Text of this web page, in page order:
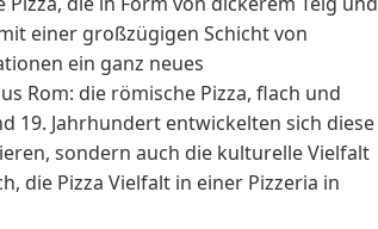
einer großzügigen Schicht von
ein ganz neues
Rom: die römische Pizza, flach und
19. Jahrhundert entwickelten sich diese
sondern auch die kulturelle Vielfalt
die Pizza Vielfalt in einer Pizzeria in